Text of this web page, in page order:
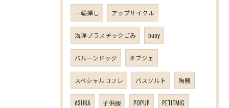
一輪挿し アップサイクル
海洋プラスチックごみ buoy
バルーンドッグ オブジェ
スペシャルコフレ バスソルト 陶器
ASUKA 子供服 POPUP PETITMIG